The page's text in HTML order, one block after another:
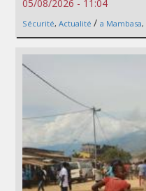
05/08/2026 - 11:04
Sécurité, Actualité / a Mambasa,